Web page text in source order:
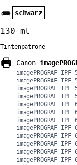
schwarz
130 ml
Tintenpatrone
Canon
imagePROGRAF IPF
imagePROGRAF IPF
imagePROGRAF IPF
imagePROGRAF IPF
imagePROGRAF IPF
imagePROGRAF IPF
imagePROGRAF IPF
imagePROGRAF IPF
imagePROGRAF IPF
imagePROGRAF IPF
imagePROGRAF IPF
imagePROGRAF IPF